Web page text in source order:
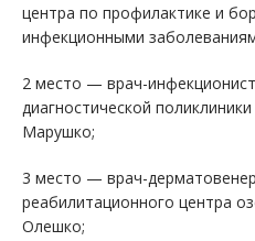
центра по профилактике и
инфекционными
2 место — врач-
диагностической
Марушко;
3 место — врач-
реабилитационного центра
Олешко;